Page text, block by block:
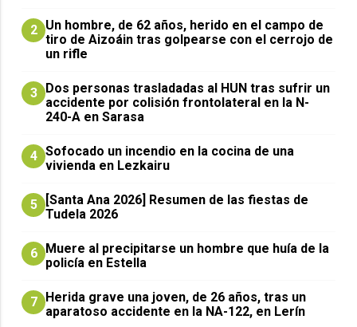
2 Un hombre, de 62 años, herido en el campo de
tiro de Aizoáin tras golpearse con el cerrojo de
un rifle
3
​Dos personas trasladadas al HUN tras sufrir un
accidente por colisión frontolateral en la N-
240-A en Sarasa
4 Sofocado un incendio en la cocina de una
vivienda en Lezkairu
5
[Santa Ana 2026] Resumen de las fiestas de
Tudela 2026
6
Muere al precipitarse un hombre que huía de la
policía en Estella
7
Herida grave una joven, de 26 años, tras un
aparatoso accidente en la NA-122, en Lerín